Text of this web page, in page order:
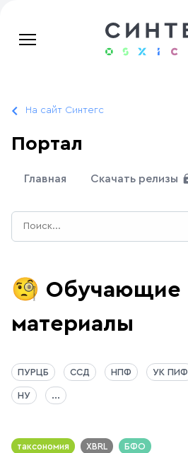
На сайт Синтегс
Портал
Главная Скачать релизы
🧐 Обучающие
материалы
ПУРЦБ ССД НПФ УК ПИФ
НУ ...
таксономия XBRL БФО